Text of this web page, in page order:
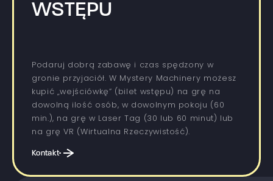
WSTĘPU
Podaruj dobrą zabawę i czas spędzony w
gronie przyjaciół. W Mystery Machinery możesz
kupić „wejściówkę” (bilet wstępu) na grę na
dowolną ilość osób, w dowolnym pokoju (60
min.), na grę w Laser Tag (30 lub 60 minut) lub
na grę VR (Wirtualna Rzeczywistość).
Kontakt